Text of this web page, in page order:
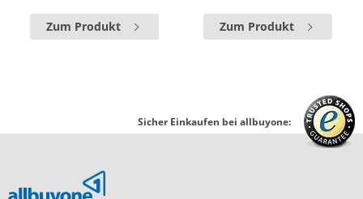
Zum Produkt Zum Produkt
Sicher Einkaufen bei allbuyone: